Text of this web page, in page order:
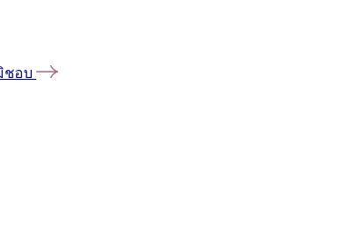
ชอบ